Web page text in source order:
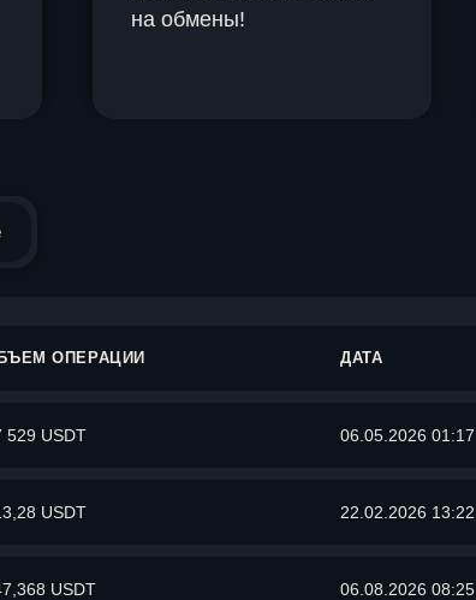
на обмены!
ОПЕРАЦИИ ДАТА
529 USDT 06.05.2026 01:17
USDT 22.02.2026 13:22
USDT 06.08.2026 08:25